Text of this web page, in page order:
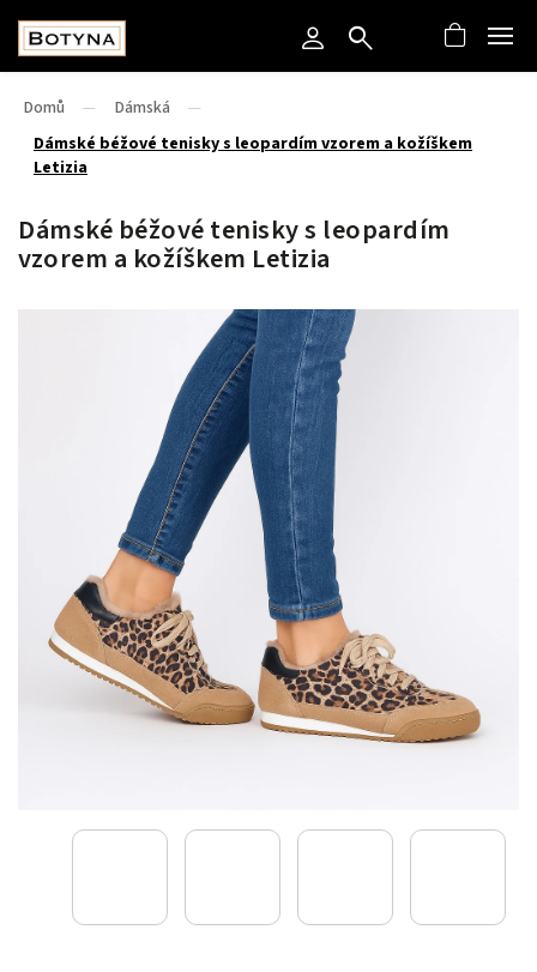
Domů / Dámská
/
Dámské béžové tenisky s leopardím vzorem a kožíškem
Letizia
Dámské béžové tenisky s leopardím
vzorem a kožíškem Letizia